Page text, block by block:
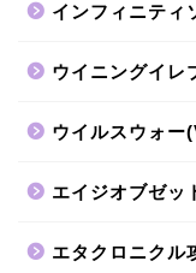
インフィニティ
ウイニングイレ
ウイルスウォ
エイジオブゼッ
エタクロニクル